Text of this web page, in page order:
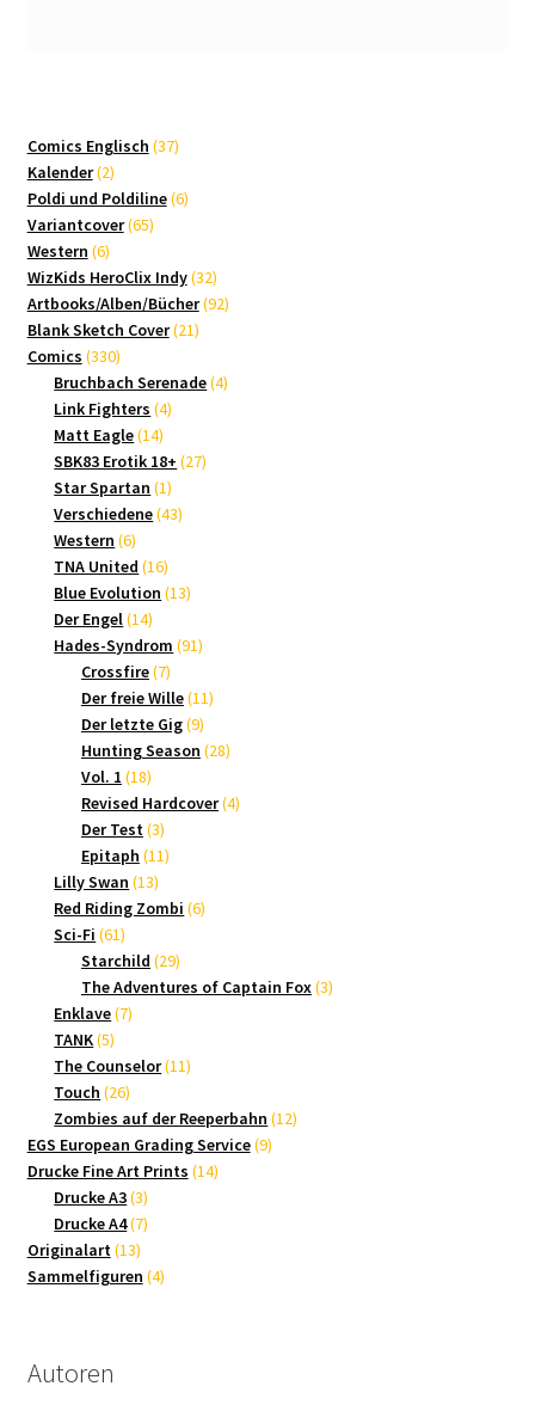
Comics Englisch 3737
Kalender 22
Produkte
Poldi und Poldiline 66
Variantcover 6565
Western 66
Produkte
WizKids HeroClix Indy 3232
Produkte
Artbooks/Alben/Bücher 9292
Blank Sketch Cover 2121
Comics 330330
Produkte
Bruchbach Serenade 44
Link Fighters 44
Matt Eagle 1414
Produkte
SBK83 Erotik 18+ 2727
Star Spartan 11
Produkt
Verschiedene 4343
Western 66
Produkte
TNA United 1616
Produkte
Blue Evolution 1313
Der Engel 1414
Produkte
Hades-Syndrom 9191
Crossfire 77
Produkte
Der freie Wille 1111
Der letzte Gig 99
Produkte
Hunting Season 2828
Vol. 1 1818
Produkte
Revised Hardcover 44
Der Test 33
Produkte
Epitaph 1111
Lilly Swan 1313
Produkte
Red Riding Zombi 66
Sci-Fi 6161
Produkte
Starchild 2929
Produkte
The Adventures of Captain Fox 33
Enklave 77
TANK 55
Produkte
The Counselor 1111
Touch 2626
Produkte
Zombies auf der Reeperbahn 1212
EGS European Grading Service 99
Drucke Fine Art Prints 1414
Drucke A3 33
Produkte
Drucke A4 77
Originalart 1313
Produkte
Sammelfiguren 44
Autoren